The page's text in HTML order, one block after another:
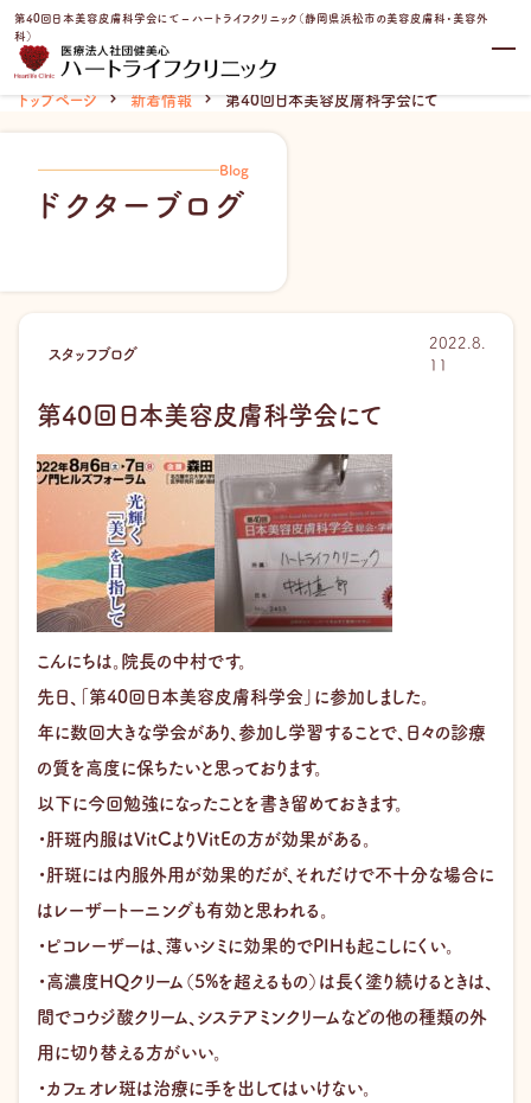
内
容
第40回日本美容皮膚科学会にて – ハートライフクリニック（静岡県浜松市の美容皮膚科・美容外
科）
トップページ 新着情報 第40回日本美容皮膚科学会にて
Blog
ドクターブログ
スタッフブログ
2022.8.
11
第40回日本美容皮膚科学会にて
こんにちは。院長の中村です。
先日、「第40回日本美容皮膚科学会」に参加しました。
年に数回大きな学会があり、参加し学習することで、日々の診療
の質を高度に保ちたいと思っております。
以下に今回勉強になったことを書き留めておきます。
・肝斑内服はVitCよりVitEの方が効果がある。
・肝斑には内服外用が効果的だが、それだけで不十分な場合に
はレーザートーニングも有効と思われる。
・ピコレーザーは、薄いシミに効果的でPIHも起こしにくい。
・高濃度HQクリーム（5%を超えるもの）は長く塗り続けるときは、
間でコウジ酸クリーム、システアミンクリームなどの他の種類の外
用に切り替える方がいい。
・カフェオレ斑は治療に手を出してはいけない。